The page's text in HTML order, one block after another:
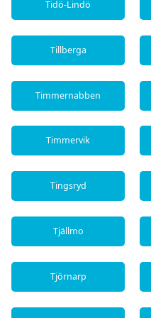
Tidö-Lindö
Tillberga
Timmernabben
Timmervik
Tingsryd
Tjällmo
Tjörnarp